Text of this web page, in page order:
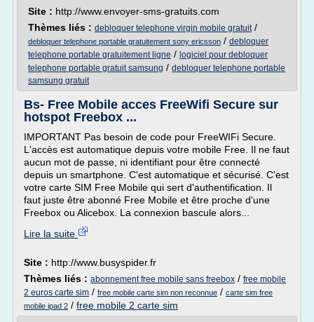
Site : http://www.envoyer-sms-gratuits.com
Thèmes liés : debloquer telephone virgin mobile gratuit/
debloquer telephone portable gratuitement sony ericsson / debloquer
telephone portable gratuitement ligne / logiciel pour debloquer
telephone portable gratuit samsung / debloquer telephone portable
samsung gratuit
Bs- Free Mobile acces FreeWifi Secure sur
hotspot Freebox ...
IMPORTANT Pas besoin de code pour FreeWIFi Secure.
L'accès est automatique depuis votre mobile Free. Il ne faut
aucun mot de passe, ni identifiant pour être connecté
depuis un smartphone. C'est automatique et sécurisé. C'est
votre carte SIM Free Mobile qui sert d'authentification. Il
faut juste être abonné Free Mobile et être proche d'une
Freebox ou Alicebox. La connexion bascule alors...
Lire la suite
Site : http://www.busyspider.fr
Thèmes liés : abonnement free mobile sans freebox / free mobile
2 euros carte sim / free mobile carte sim non reconnue / carte sim free
mobile ipad 2 / free mobile 2 carte sim